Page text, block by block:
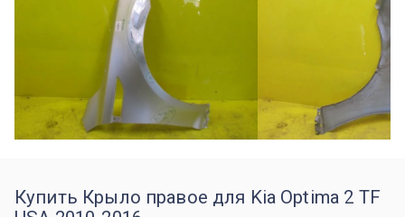
Купить Крыло правое для Kia Optima 2 TF